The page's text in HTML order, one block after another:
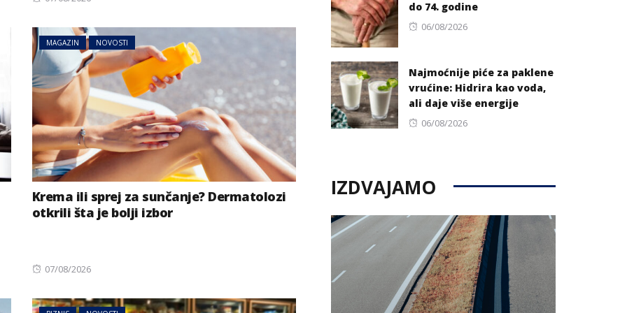
MAGAZIN NOVOSTI
Krema ili sprej za sunčanje? Dermatolozi
otkrili šta je bolji izbor
Posted
07/08/2026
do 74. godine
Posted
06/08/2026
Najmoćnije piće za paklene
vrućine: Hidrira kao voda,
ali daje više energije
Posted
06/08/2026
IZDVAJAMO